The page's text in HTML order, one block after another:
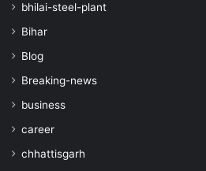
bhilai-steel-plant
Bihar
Blog
Breaking-news
business
career
chhattisgarh